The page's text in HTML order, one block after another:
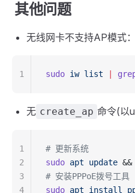
其他问题
无线网卡不支持AP模式：
sudo iw list
1
无 create_ap 命令(以
# 更新系统
sudo apt update &&
# 安装PPPoE拨号工具
sudo apt install
1
2
3
4